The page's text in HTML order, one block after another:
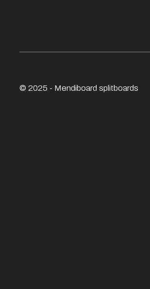
© 2025 - Mendiboard splitboards